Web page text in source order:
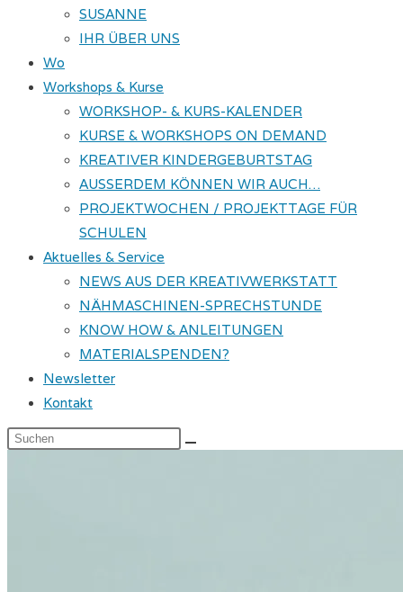
SUSANNE
IHR ÜBER UNS
Wo
Workshops & Kurse
WORKSHOP- & KURS-KALENDER
KURSE & WORKSHOPS ON DEMAND
KREATIVER KINDERGEBURTSTAG
AUSSERDEM KÖNNEN WIR AUCH…
PROJEKTWOCHEN / PROJEKTTAGE FÜR
SCHULEN
Aktuelles & Service
NEWS AUS DER KREATIVWERKSTATT
NÄHMASCHINEN-SPRECHSTUNDE
KNOW HOW & ANLEITUNGEN
MATERIALSPENDEN?
Newsletter
Kontakt